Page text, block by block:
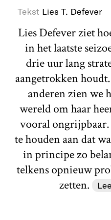
Tekst Lies T. Defever
Lies Defever ziet
in het laatste
drie uur lang
aangetrokken
anderen zien we
wereld om haar
vooral
te houden aan dat
in principe zo
telkens opnieuw
zetten.